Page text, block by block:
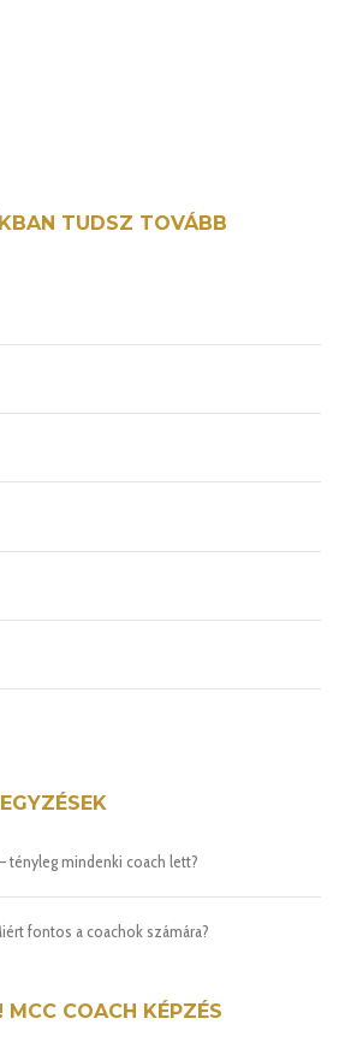
TUDSZ TOVÁBB
tényleg mindenki coach lett?
fontos a coachok számára?
MCC COACH KÉPZÉS